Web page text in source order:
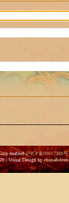
enabled 沪ICP备09017388号
| Visual Design bychinabdren